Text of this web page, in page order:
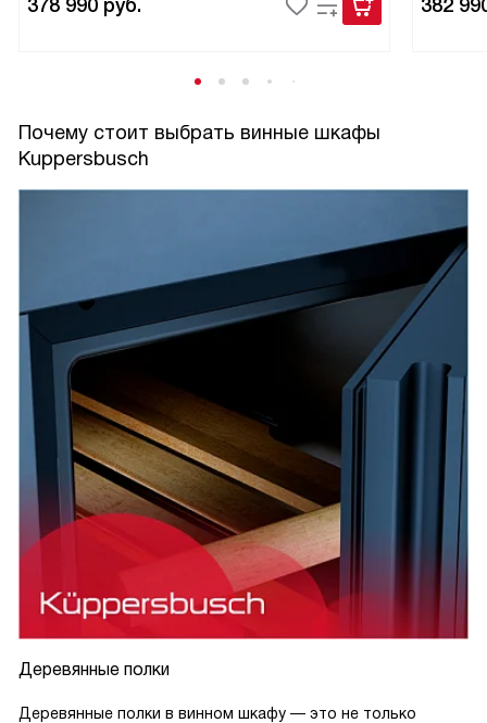
378 990 руб. 382
Почему стоит выбрать винные шкафы
Kuppersbusch
Деревянные полки
Деревянные полки в винном шкафу — это не только